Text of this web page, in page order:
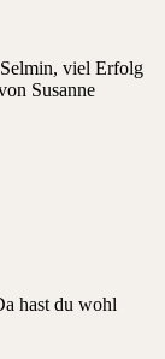
viel Erfolg
Susanne
hast du wohl